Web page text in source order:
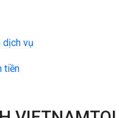
dịch vụ
tiền